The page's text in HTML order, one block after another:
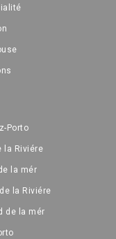
Porto
la Riviére
la mér
la Riviére
de la mér